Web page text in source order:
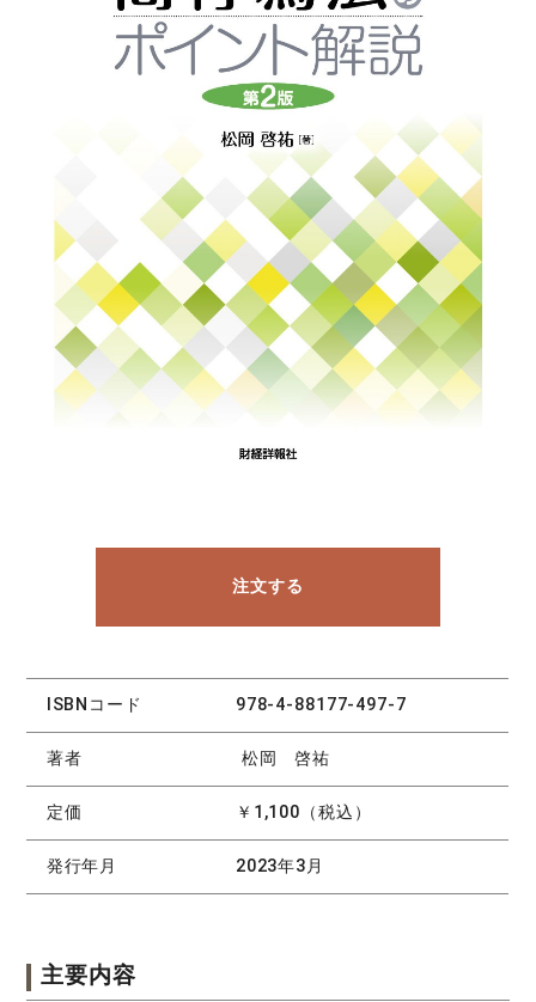
ISBNコード 978-4-88177-497-7
著者 松岡 啓祐
定価 ￥1,100（税込）
発行年月 2023年3月
注文する
主要内容